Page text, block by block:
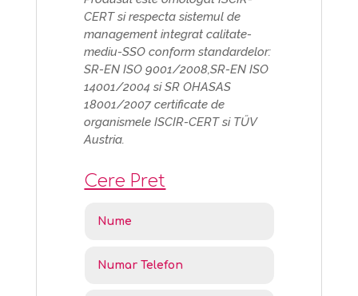
CERT si respecta sistemul de
management integrat calitate-
mediu-SSO conform standardelor:
SR-EN ISO 9001/2008,SR-EN ISO
14001/2004 si SR OHASAS
18001/2007 certificate de
organismele ISCIR-CERT si TŰV
Austria.
Cere Pret